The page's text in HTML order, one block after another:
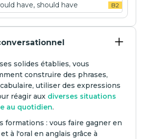
have, should have B2
solides établies, vous
construire des phrases,
utiliser des expressions
réagir aux diverses situations
au quotidien.
formations : vous faire gagner en
à l'oral en anglais grâce à